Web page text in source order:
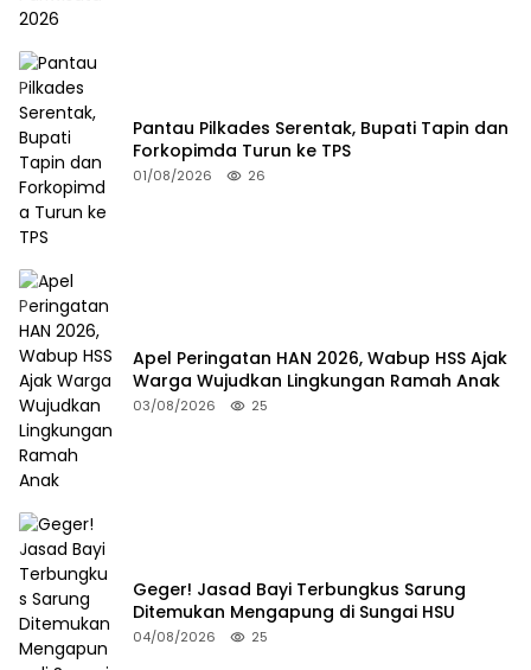
Pantau Pilkades Serentak, Bupati Tapin dan
Forkopimda Turun ke TPS
01/08/2026 26
Apel Peringatan HAN 2026, Wabup HSS Ajak
Warga Wujudkan Lingkungan Ramah Anak
03/08/2026 25
Geger! Jasad Bayi Terbungkus Sarung
Ditemukan Mengapung di Sungai HSU
04/08/2026 25